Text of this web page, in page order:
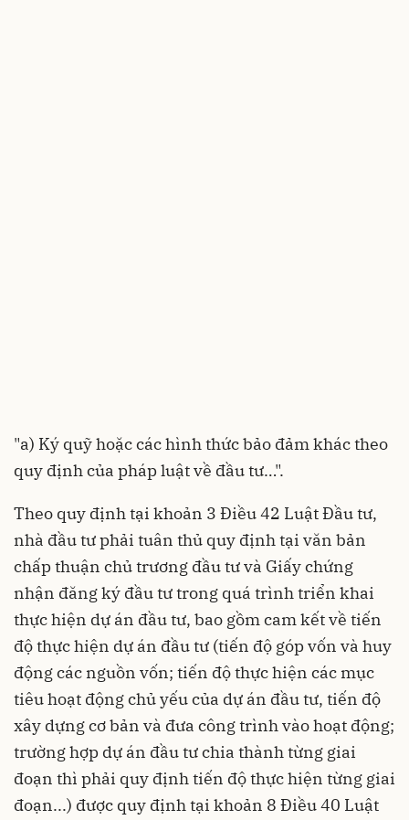
"a) Ký quỹ hoặc các hình thức bảo đảm khác theo
quy định của pháp luật về đầu tư…".
Theo quy định tại khoản 3 Điều 42 Luật Đầu tư,
nhà đầu tư phải tuân thủ quy định tại văn bản
chấp thuận chủ trương đầu tư và Giấy chứng
nhận đăng ký đầu tư trong quá trình triển khai
thực hiện dự án đầu tư, bao gồm cam kết về tiến
độ thực hiện dự án đầu tư (tiến độ góp vốn và huy
động các nguồn vốn; tiến độ thực hiện các mục
tiêu hoạt động chủ yếu của dự án đầu tư, tiến độ
xây dựng cơ bản và đưa công trình vào hoạt động;
trường hợp dự án đầu tư chia thành từng giai
đoạn thì phải quy định tiến độ thực hiện từng giai
đoạn...) được quy định tại khoản 8 Điều 40 Luật